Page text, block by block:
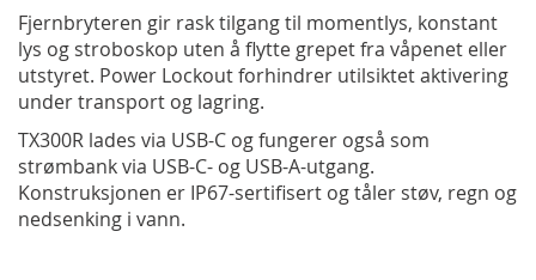
Fjernbryteren gir rask tilgang til momentlys, konstant
lys og stroboskop uten å flytte grepet fra våpenet eller
utstyret. Power Lockout forhindrer utilsiktet aktivering
under transport og lagring.
TX300R lades via USB-C og fungerer også som
strømbank via USB-C- og USB-A-utgang.
Konstruksjonen er IP67-sertifisert og tåler støv, regn og
nedsenking i vann.